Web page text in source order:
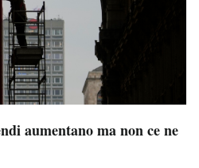
aumentano ma non ce ne